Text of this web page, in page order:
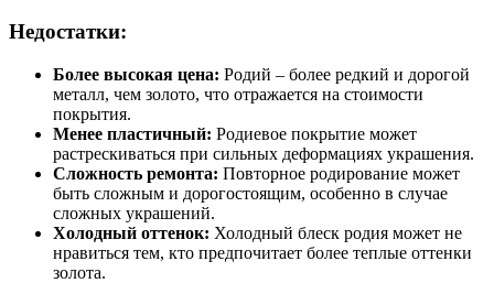
Недостатки:
Более высокая цена: Родий – более редкий и дорогой
металл, чем золото, что отражается на стоимости
покрытия.
Менее пластичный: Родиевое покрытие может
растрескиваться при сильных деформациях украшения.
Сложность ремонта: Повторное родирование может
быть сложным и дорогостоящим, особенно в случае
сложных украшений.
Холодный оттенок: Холодный блеск родия может не
нравиться тем, кто предпочитает более теплые оттенки
золота.